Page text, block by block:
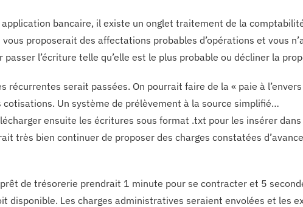
application bancaire, il existe un onglet traitement de la
proposerait des affectations probables d’opérations et vous
passer l’écriture telle qu’elle est le plus probable ou décliner la
récurrentes serait passées. On pourrait faire de la « paie à
Un système de prélèvement à la source simplifié…
ensuite les écritures sous format .txt pour les insérer
très bien continuer de proposer des charges constatées
de trésorerie prendrait 1 minute pour se contracter et 5
disponible. Les charges administratives seraient envolées et les